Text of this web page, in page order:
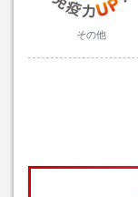
その他